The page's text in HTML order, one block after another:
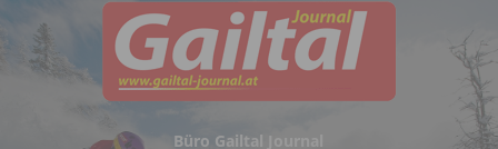
Büro Gailtal Journal